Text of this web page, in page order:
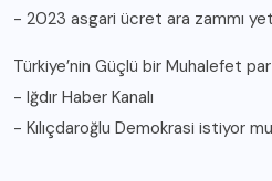
- 2023 asgari ücret ara zammı
Türkiye’nin Güçlü bir Muhalefet
- Iğdır Haber Kanalı
- Kılıçdaroğlu Demokrasi istiyor